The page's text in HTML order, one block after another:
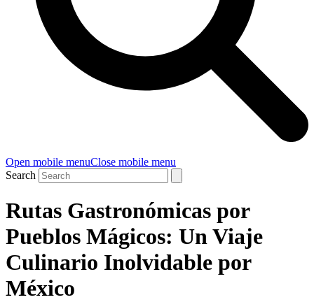
Open mobile menuClose mobile menu
Search
Rutas Gastronómicas por
Pueblos Mágicos: Un Viaje
Culinario Inolvidable por
México